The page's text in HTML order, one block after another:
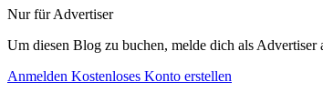
Nur für Advertiser
Um diesen Blog zu buchen, melde dich als Advertiser
Anmelden Kostenloses Konto erstellen